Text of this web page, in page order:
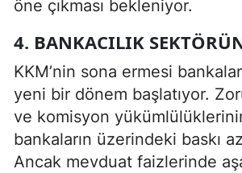
öne çıkması bekleniyor.
4. BANKACILIK
KKM’nin sona ermesi
yeni bir dönem başlatıyor.
ve komisyon
bankaların üzerindeki baskı
Ancak mevduat faizlerinde